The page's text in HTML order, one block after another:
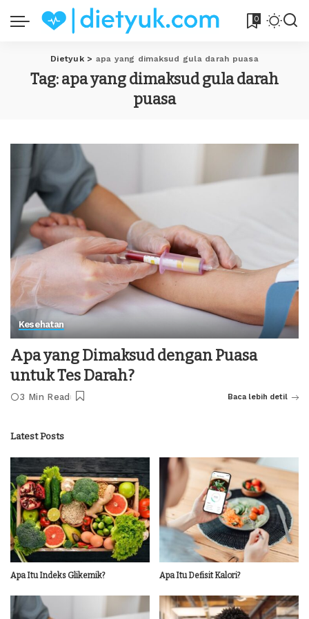
0
Dietyuk> apa yang dimaksud gula darah puasa
Tag:apa yang dimaksud gula darah
puasa
Kesehatan
Apa yang Dimaksud dengan Puasa
untuk Tes Darah?
3 Min Read Baca lebih detil
Latest Posts
Apa Itu Indeks Glikemik? Apa Itu Defisit Kalori?